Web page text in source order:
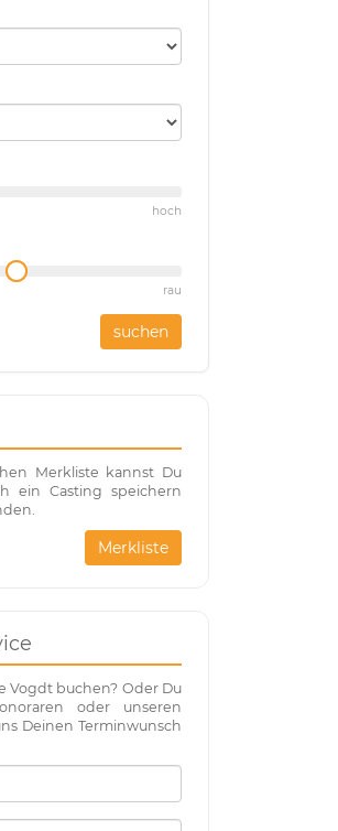
hoch
rau
suchen
Merkliste kannst Du
ein Casting speichern
Merkliste
Vogdt buchen? Oder Du
oder unseren
Deinen Terminwunsch